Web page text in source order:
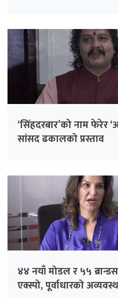
‘सिंहदरबार’को नाम फेरेर
सांसद ढकालको प्रस्ताव
४४ नयाँ मोडल र ५५
एक्स्पो, पूर्वाधारको